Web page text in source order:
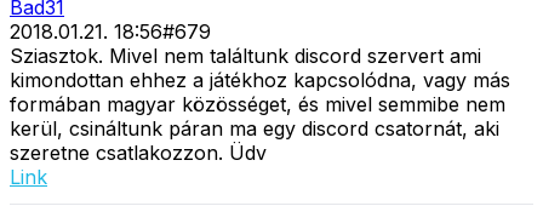
Bad31
2018.01.21. 18:56#679
Sziasztok. Mivel nem találtunk discord szervert ami
kimondottan ehhez a játékhoz kapcsolódna, vagy más
formában magyar közösséget, és mivel semmibe nem
kerül, csináltunk páran ma egy discord csatornát, aki
szeretne csatlakozzon. Üdv
Link